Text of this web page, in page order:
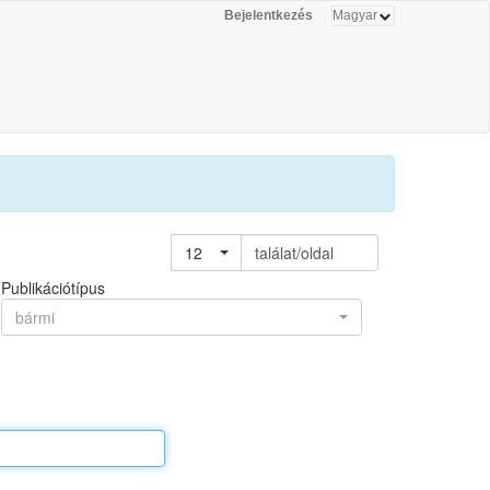
Bejelentkezés
12
találat/oldal
Publikációtípus
bármi